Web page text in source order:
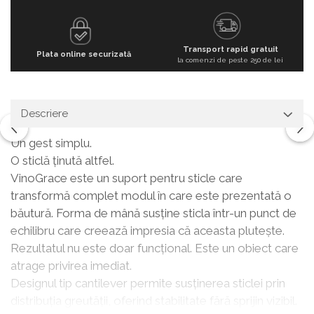
Plata online securizată
Transport rapid gratuit
la comenzi de peste 250 de lei
Descriere
Un gest simplu.
O sticlă ținută altfel.
VinoGrace este un suport pentru sticle care
transformă complet modul în care este prezentată o
băutură. Forma de mână susține sticla într-un punct de
echilibru care creează impresia că aceasta plutește.
Rezultatul nu este doar funcțional. Este un obiect care
atrage privirea imediat.
Designul tip cantilever permite susținerea sticlei prin